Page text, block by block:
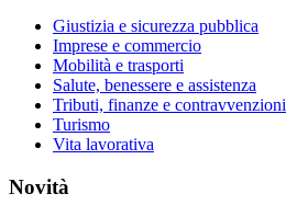
Giustizia e sicurezza pubblica
Imprese e commercio
Mobilità e trasporti
Salute, benessere e assistenza
Tributi, finanze e contravvenzioni
Turismo
Vita lavorativa
Novità